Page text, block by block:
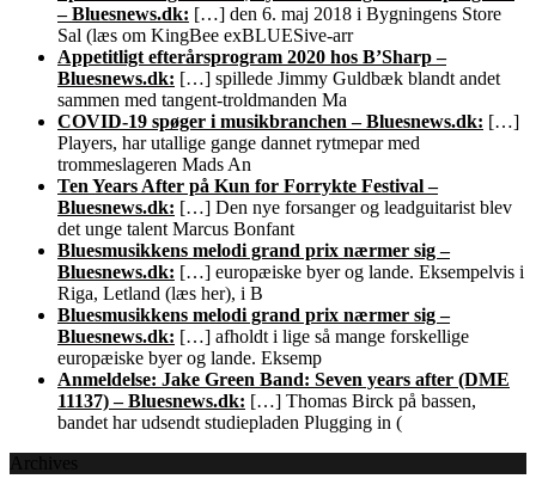
– Bluesnews.dk: […] den 6. maj 2018 i Bygningens Store
Sal (læs om KingBee exBLUESive-arr
Appetitligt efterårsprogram 2020 hos B’Sharp –
Bluesnews.dk: […] spillede Jimmy Guldbæk blandt andet
sammen med tangent-troldmanden Ma
COVID-19 spøger i musikbranchen – Bluesnews.dk: […]
Players, har utallige gange dannet rytmepar med
trommeslageren Mads An
Ten Years After på Kun for Forrykte Festival –
Bluesnews.dk: […] Den nye forsanger og leadguitarist blev
det unge talent Marcus Bonfant
Bluesmusikkens melodi grand prix nærmer sig –
Bluesnews.dk: […] europæiske byer og lande. Eksempelvis i
Riga, Letland (læs her), i B
Bluesmusikkens melodi grand prix nærmer sig –
Bluesnews.dk: […] afholdt i lige så mange forskellige
europæiske byer og lande. Eksemp
Anmeldelse: Jake Green Band: Seven years after (DME
11137) – Bluesnews.dk: […] Thomas Birck på bassen,
bandet har udsendt studiepladen Plugging in (
Archives